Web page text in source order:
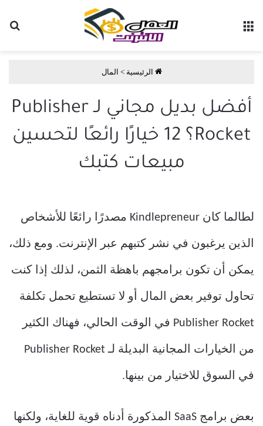
الرئيسية > المال
أفضل بديل مجاني لـ Publisher
Rocket؟ 12 خيارًا رائعًا لتحسين
مبيعات كتبك
لطالما كان Kindlepreneur مصدرًا رائعًا للأشخاص
الذين يرغبون في نشر كتبهم عبر الإنترنت. ومع ذلك،
يمكن أن تكون برامجهم باهظة الثمن، لذلك إذا كنت
تحاول توفير بعض المال أو لا تستطيع تحمل تكلفة
Publisher Rocket في الوقت الحالي، فهناك الكثير
من الخيارات المجانية البديلة لـ Publisher Rocket
في السوق للاختيار من بينها.
بعض برامج SaaS المذكورة أدناه قوية للغاية، ولكنها